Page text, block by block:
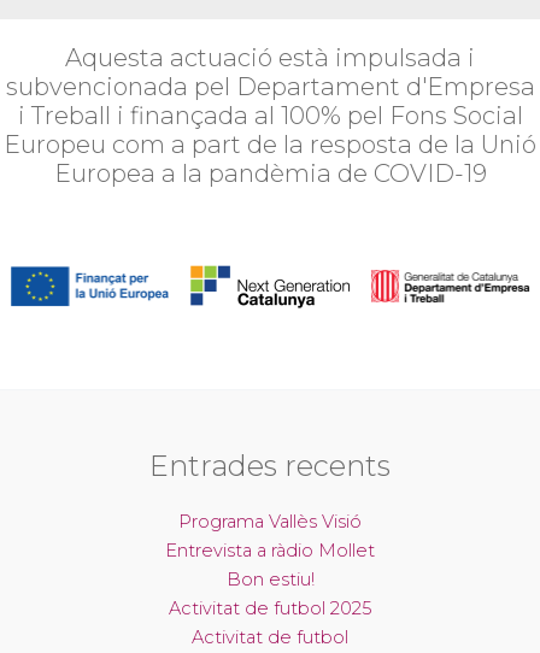
Aquesta actuació està impulsada i
subvencionada pel Departament d'Empresa
i Treball i finançada al 100% pel Fons Social
Europeu com a part de la resposta de la Unió
Europea a la pandèmia de COVID-19
Entrades recents
Programa Vallès Visió
Entrevista a ràdio Mollet
Bon estiu!
Activitat de futbol 2025
Activitat de futbol